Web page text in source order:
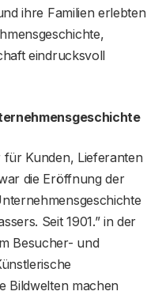
ihre Familien erlebten
eindrucksvoll
Kunden, Lieferanten
die Eröffnung der
Seit 1901.” in der
Besucher- und
Bildwelten machen